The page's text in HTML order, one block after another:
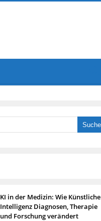
KI in der Medizin: Wie Künstliche
Intelligenz Diagnosen, Therapie
und Forschung verändert